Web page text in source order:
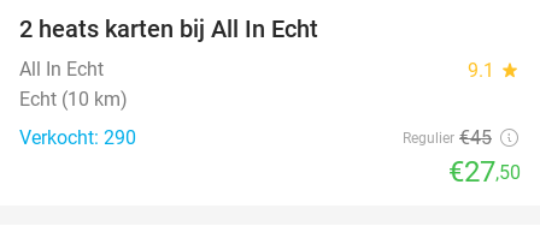
2 heats karten bij All In Echt
All In Echt 9.1 star
Echt (10 km)
Verkocht: 290
Regulier €45
€27,50